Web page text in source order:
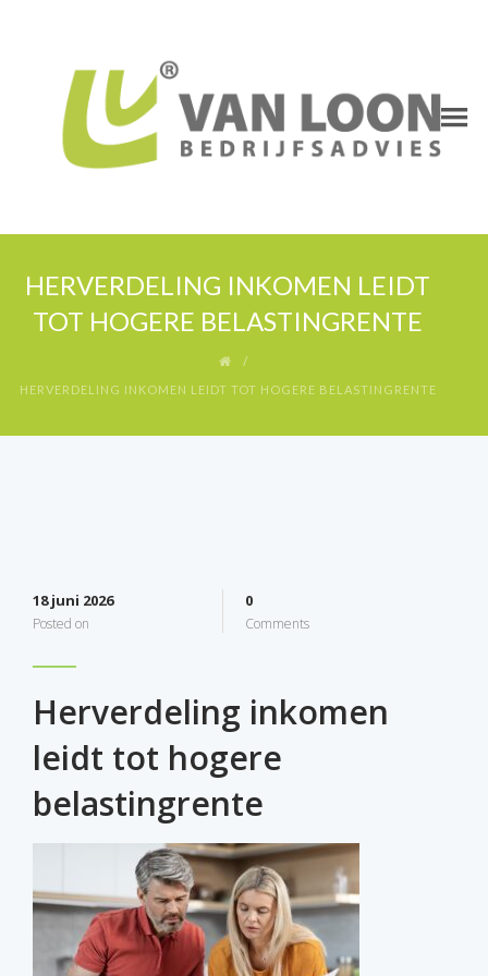
HERVERDELING INKOMEN LEIDT
TOT HOGERE BELASTINGRENTE
HERVERDELING INKOMEN LEIDT TOT HOGERE BELASTINGRENTE
18 juni 2026
Posted on
0
Comments
Herverdeling inkomen
leidt tot hogere
belastingrente